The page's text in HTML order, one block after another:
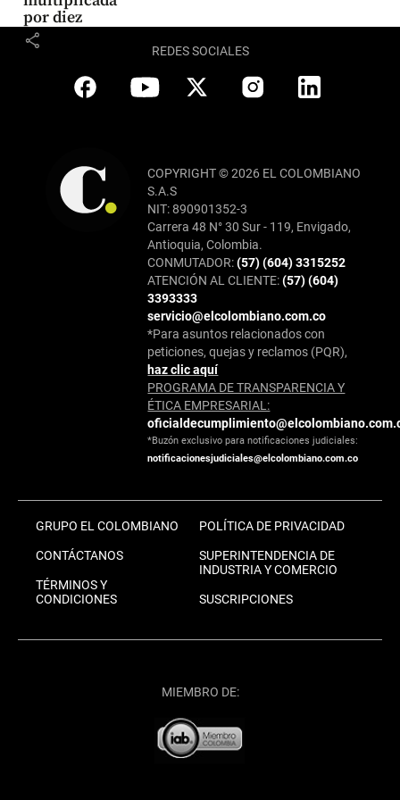
por diez
share REDES SOCIALES
COPYRIGHT © 2026 EL COLOMBIANO
S.A.S
NIT: 890901352-3
Carrera 48 N° 30 Sur - 119, Envigado,
Antioquia, Colombia.
CONMUTADOR:(57) (604) 3315252
ATENCIÓN AL CLIENTE:(57) (604)
3393333
servicio@elcolombiano.com.co
*Para asuntos relacionados con
peticiones, quejas y reclamos (PQR),
haz clic aquí
PROGRAMA DE TRANSPARENCIA Y
ÉTICA EMPRESARIAL:
*Buzón exclusivo para notificaciones judiciales:
notificacionesjudiciales@elcolombiano.com.co
GRUPO EL COLOMBIANO
CONTÁCTANOS
TÉRMINOS Y
CONDICIONES
POLÍTICA DE PRIVACIDAD
SUPERINTENDENCIA DE
INDUSTRIA Y COMERCIO
SUSCRIPCIONES
MIEMBRO DE: